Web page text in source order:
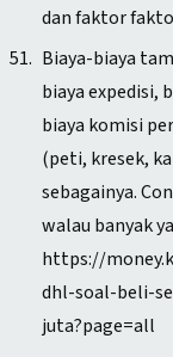
dan faktor
Biaya-biaya
biaya expedisi,
biaya komisi
(peti, kresek,
sebagainya.
walau banyak
https://
dhl-soal-beli-
juta?page=all